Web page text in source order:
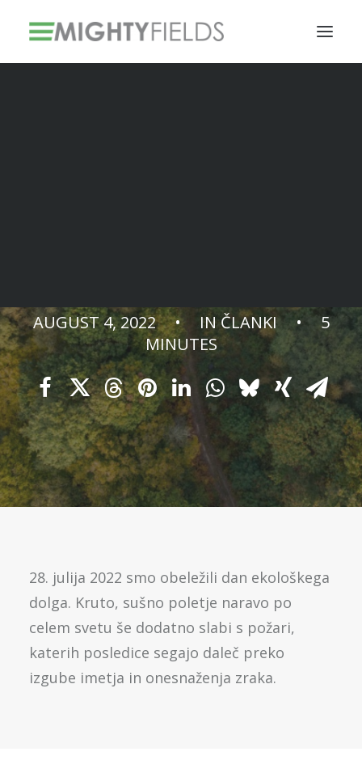
AUGUST 4, 2022 • INČLANKI •
5
MINUTES
28. julija 2022 smo obeležili dan ekološkega
dolga. Kruto, sušno poletje naravo po
celem svetu še dodatno slabi s požari,
katerih posledice segajo daleč preko
izgube imetja in onesnaženja zraka.